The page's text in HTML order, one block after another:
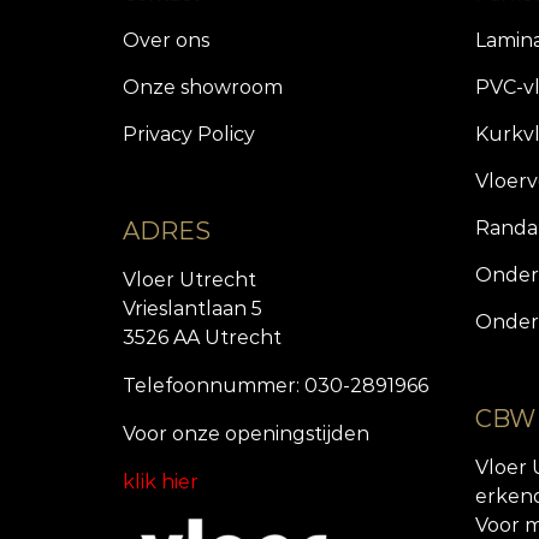
Over ons
Onze showroom
Privacy Policy
ADRES
Vloer Utrecht
Vrieslantlaan 5
3526 AA Utrecht
Telefoonnummer: 030-2891966
Voor onze openingstijden
klik hier
PVC-
Vloer
Voor